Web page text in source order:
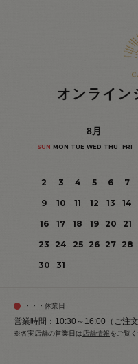
オンライン
8月
SUN MON TUE WED THU FRI
2
3 4 5 6 7
9
10 11 12 13 14
16
17 18 19 20 21
23
24 25 26 27 28
30
31
・・・休業日
営業時間：10:30～16:00（ご注文
※各実店舗の営業日は 店舗情報をご覧く